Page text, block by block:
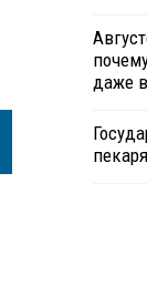
даже